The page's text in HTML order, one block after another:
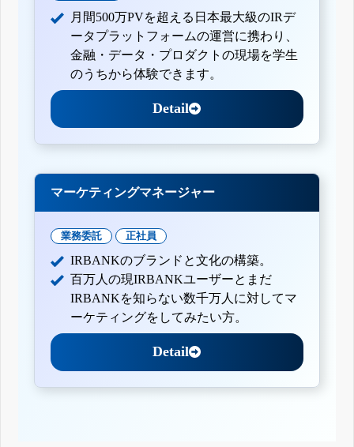
月間500万PVを超える日本最大級のIRデ
ータプラットフォームの運営に携わり、
金融・データ・プロダクトの現場を学生
のうちから体験できます。
Detail
マーケティングマネージャー
業務委託 正社員
IRBANKのブランドと文化の構築。
百万人の現IRBANKユーザーとまだ
IRBANKを知らない数千万人に対してマ
ーケティングをしてみたい方。
Detail